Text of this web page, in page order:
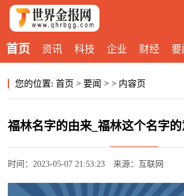
首页 资讯 科技 企业 财经 要
您的位置: 首页 > 要闻 > > 内容页
福林名字的由来_福林这个名字
时间：2023-05-07 21:53:23 来源：互联网